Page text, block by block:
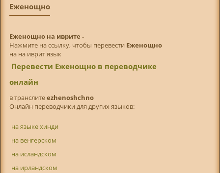
Еженощно
Еженощно на иврите -
Нажмите на ссылку, чтобы перевести Еженощно
на на иврит язык
Перевести Еженощно в переводчике
онлайн
в транслитeezhenoshchno
Онлайн переводчики для других языков:
на языке хинди
на венгерском
на исландском
на ирландском